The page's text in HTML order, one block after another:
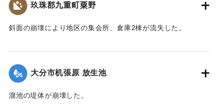
｜固有コード:01215062
玖珠郡九重町粟野
斜面の崩壊により地区の集会所、倉庫2棟が流失した。
2020/7/6｜固有コード:01215063
大分市机張原 放生池
溜池の堤体が崩壊した。